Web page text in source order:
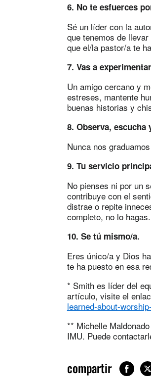
6. No te esfuerces
Sé un líder con la
que tenemos de
que el/la pastor/a te
7. Vas a
Un amigo cercano y
estreses, mantente
buenas historias y
8. Observa, escucha
Nunca nos
9. Tu servicio
No pienses ni por un
contribuye con el
distrae o repite
completo, no lo hagas.
10. Se tú mismo/a.
Eres único/a y Dios
te ha puesto en esa
* Smith es líder del
artículo, visite el
learned-about-
** Michelle
IMU. Puede
compartir